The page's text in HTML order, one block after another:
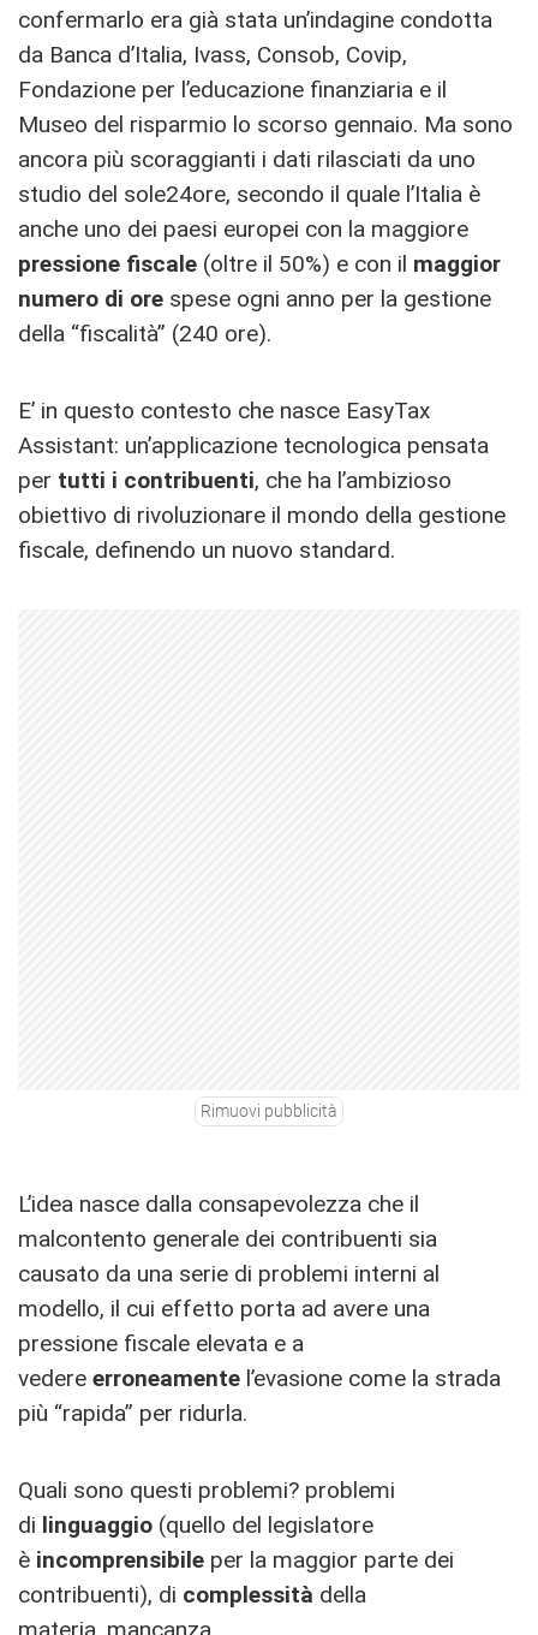
confermarlo era già stata un’indagine condotta
da Banca d’Italia, Ivass, Consob, Covip,
Fondazione per l’educazione finanziaria e il
Museo del risparmio lo scorso gennaio. Ma sono
ancora più scoraggianti i dati rilasciati da uno
studio del sole24ore, secondo il quale l’Italia è
anche uno dei paesi europei con la maggiore
pressione fiscale (oltre il 50%) e con il maggior
numero di ore spese ogni anno per la gestione
della “fiscalità” (240 ore).
E’ in questo contesto che nasce EasyTax
Assistant: un’applicazione tecnologica pensata
per tutti i contribuenti, che ha l’ambizioso
obiettivo di rivoluzionare il mondo della gestione
fiscale, definendo un nuovo standard.
Rimuovi pubblicità
L’idea nasce dalla consapevolezza che il
malcontento generale dei contribuenti sia
causato da una serie di problemi interni al
modello, il cui effetto porta ad avere una
pressione fiscale elevata e a
vedere erroneamente l’evasione come la strada
più “rapida” per ridurla.
Quali sono questi problemi? problemi
di linguaggio (quello del legislatore
è incomprensibile per la maggior parte dei
contribuenti), di complessità della